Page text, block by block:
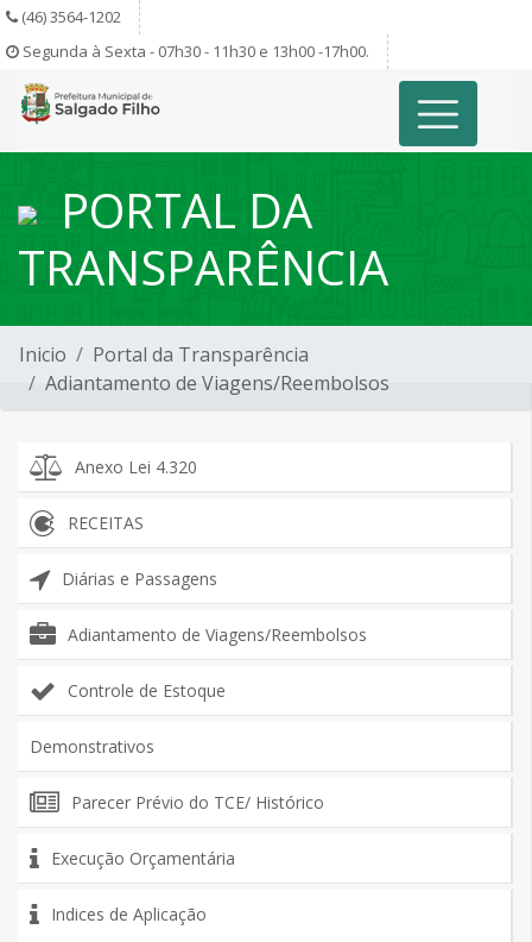
(46) 3564-1202
Segunda à Sexta - 07h30 - 11h30 e 13h00 -17h00.
PORTAL DA
TRANSPARÊNCIA
Inicio
Portal da Transparência
Adiantamento de Viagens/Reembolsos
Anexo Lei 4.320
RECEITAS
Diárias e Passagens
Adiantamento de Viagens/Reembolsos
Controle de Estoque
Demonstrativos
Parecer Prévio do TCE/ Histórico
Execução Orçamentária
Indices de Aplicação